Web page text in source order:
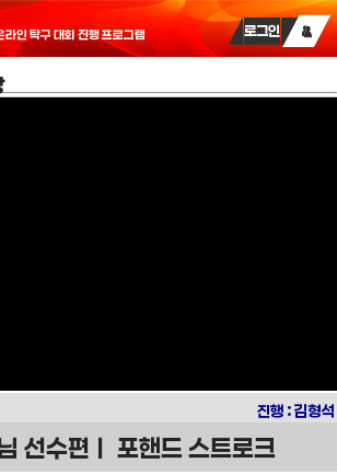
라인 탁구 대회 진행 프로그램 로그인
진행 : 김형석
선수편ㅣ 포핸드 스트로크